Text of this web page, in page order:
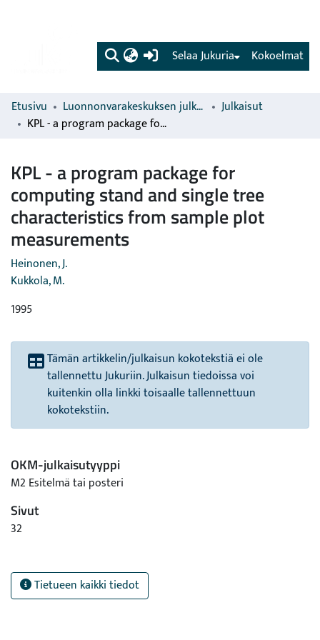
(current) Kokoelmat
Selaa Jukuria
Etusivu Luonnonvarakeskuksen julkaisut
Julkaisut
KPL - a program package for computing stand and single tree characteristics from sample plot measurements
KPL - a program package for
computing stand and single tree
characteristics from sample plot
measurements
Heinonen, J.
Kukkola, M.
1995
Tämän artikkelin/julkaisun kokotekstiä ei ole
tallennettu Jukuriin. Julkaisun tiedoissa voi
kuitenkin olla linkki toisaalle tallennettuun
kokotekstiin.
OKM-julkaisutyyppi
M2 Esitelmä tai posteri
Sivut
32
Tietueen kaikki tiedot